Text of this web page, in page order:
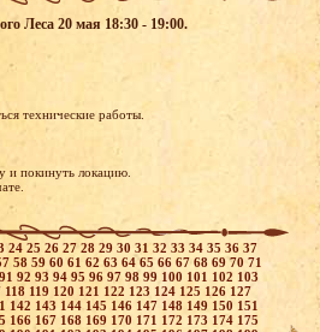
Леса 20 мая 18:30 - 19:00.
технические работы.
и покинуть локацию.
24 25 26 27 28 29 30 31 32 33 34 35 36 37
58 59 60 61 62 63 6465 66 67 68 69 70 71
91 92 93 94 95 96 97 98 99 100 101 102 103
118 119 120 121 122 123 124 125 126 127
142 143 144 145 146 147 148 149 150 151
166 167 168 169 170 171 172 173 174 175